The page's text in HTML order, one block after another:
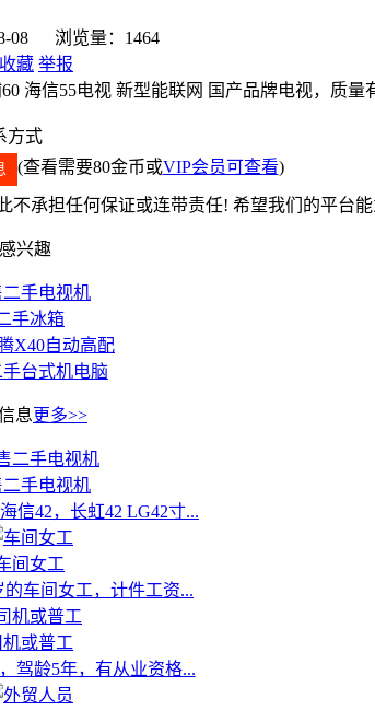
08 浏览量：1464
收藏 举报
海信55电视 新型能联网 国产品牌电视，质量
方式
(查看需要80金币或VIP会员可查看)
承担任何保证或连带责任! 希望我们的平台能
兴趣
二手电视机
手冰箱
X40自动高配
手台式机电脑
息更多>>
二手电视机
信42，长虹42 LG42寸...
间女工
的车间女工，计件工资...
机或普工
驾龄5年，有从业资格...